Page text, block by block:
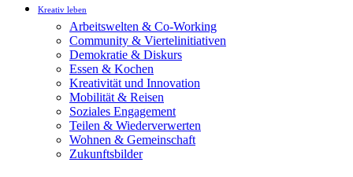
Kreativ leben
Arbeitswelten & Co-Working
Community & Viertelinitiativen
Demokratie & Diskurs
Essen & Kochen
Kreativität und Innovation
Mobilität & Reisen
Soziales Engagement
Teilen & Wiederverwerten
Wohnen & Gemeinschaft
Zukunftsbilder